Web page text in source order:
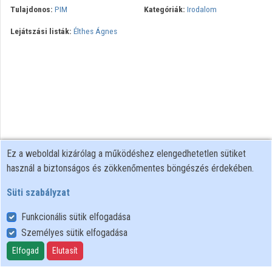
Tulajdonos: PIM Kategóriák: Irodalom
Lejátszási listák: Élthes Ágnes
Felhasználói szabályzat
Adatkezelési tájékoztató
Süti szabályzat
Ez a weboldal kizárólag a működéshez elengedhetetlen sütiket
használ a biztonságos és zökkenőmentes böngészés érdekében.
Süti szabályzat
Funkcionális sütik elfogadása
Személyes sütik elfogadása
Elfogad Elutasít